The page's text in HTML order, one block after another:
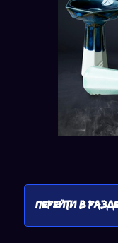
ПЕРЕЙТИ В